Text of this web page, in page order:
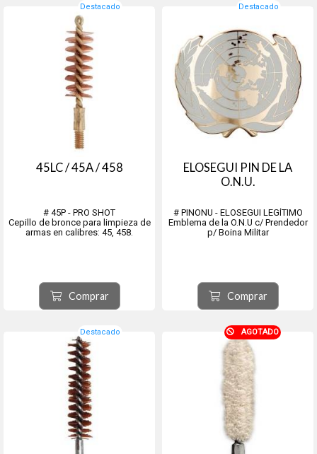
Destacado
45LC / 45A / 458
# 45P - PRO SHOT
Cepillo de bronce para limpieza de
armas en calibres: 45, 458.
Comprar
Destacado
ELOSEGUI PIN DE LA
O.N.U.
# PINONU - ELOSEGUI LEGÍTIMO
Emblema de la O.N.U c/ Prendedor
p/ Boina Militar
Comprar
Destacado AGOTADO